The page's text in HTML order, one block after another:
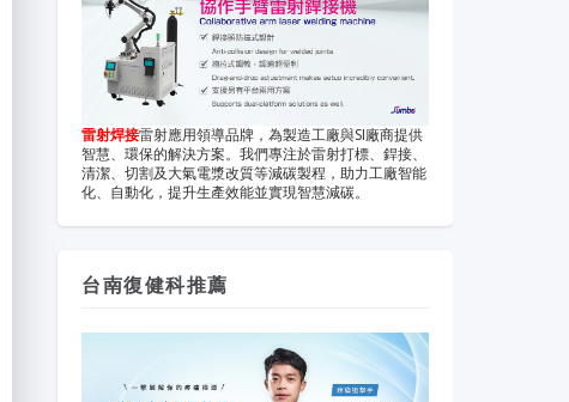
雷射焊接雷射應用領導品牌，為製造工廠與SI廠商提供
智慧、環保的解決方案。我們專注於雷射打標、銲接、
清潔、切割及大氣電漿改質等減碳製程，助力工廠智能
化、自動化，提升生產效能並實現智慧減碳。
台南復健科推薦